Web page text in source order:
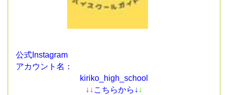
公式Instagram
アカウント名：
kiriko_high_school
↓ ↓ こちらから↓ ↓